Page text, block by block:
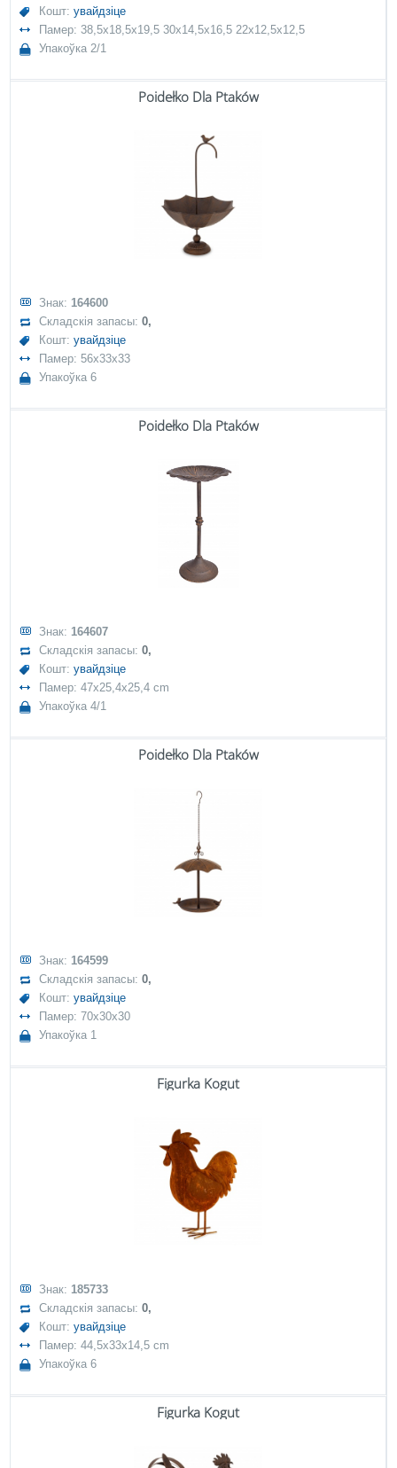
Кошт:увайдзіце
Памер: 38,5x18,5x19,5 30x14,5x16,5 22x12,5x12,5
Упакоўка 2/1
Poidełko Dla Ptaków
Знак: 164600
Складскія запасы:0,
Кошт:увайдзіце
Памер: 56x33x33
Упакоўка 6
Poidełko Dla Ptaków
Знак: 164607
Складскія запасы:0,
Кошт:увайдзіце
Памер: 47x25,4x25,4 cm
Упакоўка 4/1
Poidełko Dla Ptaków
Знак: 164599
Складскія запасы:0,
Кошт:увайдзіце
Памер: 70x30x30
Упакоўка 1
Figurka Kogut
Знак: 185733
Складскія запасы:0,
Кошт:увайдзіце
Памер: 44,5x33x14,5 cm
Упакоўка 6
Figurka Kogut